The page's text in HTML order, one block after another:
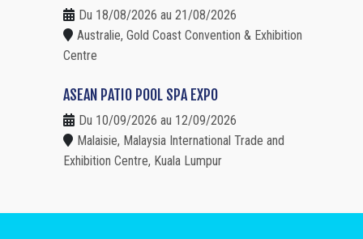
Du 18/08/2026 au 21/08/2026
Australie, Gold Coast Convention & Exhibition
Centre
ASEAN PATIO POOL SPA EXPO
Du 10/09/2026 au 12/09/2026
Malaisie, Malaysia International Trade and
Exhibition Centre, Kuala Lumpur